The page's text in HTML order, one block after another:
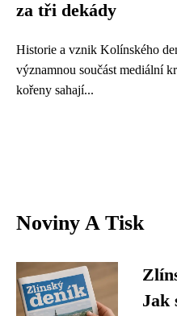
za tři dekády
Historie a vznik Kolínského
významnou součást mediální
kořeny sahají...
Noviny A Tisk
Jak